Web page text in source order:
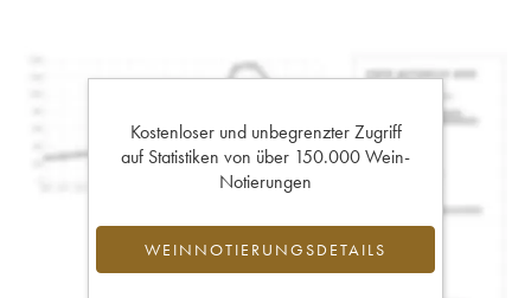
Kostenloser und unbegrenzter Zugriff
auf Statistiken von über 150.000 Wein-
Notierungen
WEINNOTIERUNGSDETAILS